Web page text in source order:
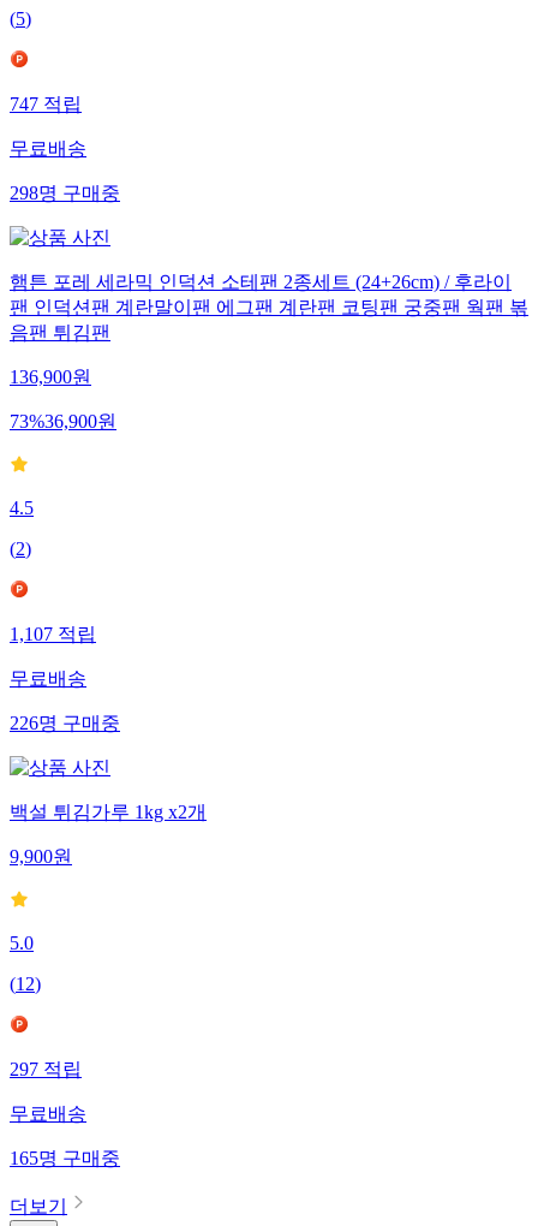
(5)
747 적립
무료배송
298명 구매중
햄튼 포레 세라믹 인덕션 소테팬 2종세트 (24+26cm) / 후라이
팬 인덕션팬 계란말이팬 에그팬 계란팬 코팅팬 궁중팬 웍팬 볶
음팬 튀김팬
136,900원
73%36,900원
4.5
(2)
1,107 적립
무료배송
226명 구매중
백설 튀김가루 1kg x2개
9,900원
5.0
(12)
297 적립
무료배송
165명 구매중
더보기